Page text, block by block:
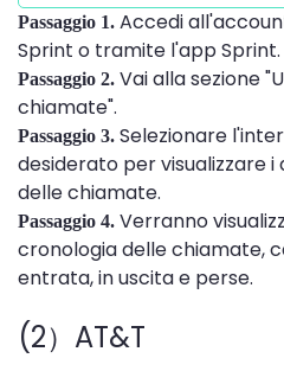
Passaggio 1. Accedi
Sprint o tramite l'app Sprint.
Passaggio 2. Vai alla sezione
chiamate".
Passaggio 3. Selezionare
desiderato per visualizzare
delle chiamate.
Passaggio 4. Verranno
cronologia delle chiamate,
entrata, in uscita e perse.
(2）AT&T